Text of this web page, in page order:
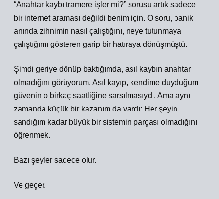
“Anahtar kaybı tramere işler mi?” sorusu artık sadece
bir internet araması değildi benim için. O soru, panik
anında zihnimin nasıl çalıştığını, neye tutunmaya
çalıştığımı gösteren garip bir hatıraya dönüşmüştü.
Şimdi geriye dönüp baktığımda, asıl kaybın anahtar
olmadığını görüyorum. Asıl kayıp, kendime duyduğum
güvenin o birkaç saatliğine sarsılmasıydı. Ama aynı
zamanda küçük bir kazanım da vardı: Her şeyin
sandığım kadar büyük bir sistemin parçası olmadığını
öğrenmek.
Bazı şeyler sadece olur.
Ve geçer.